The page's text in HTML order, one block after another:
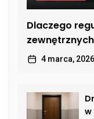
Dlaczego
kosztownych
4 marca, 2026
w